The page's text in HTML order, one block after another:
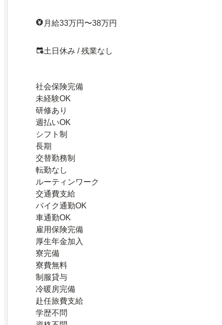
月給33万円〜38万円
土日休み / 残業なし
社会保険完備
未経験OK
研修あり
週払いOK
シフト制
長期
交替勤務制
転勤なし
ルーティンワーク
交通費支給
バイク通勤OK
車通勤OK
雇用保険完備
厚生年金加入
寮完備
寮費無料
制服貸与
冷暖房完備
赴任旅費支給
学歴不問